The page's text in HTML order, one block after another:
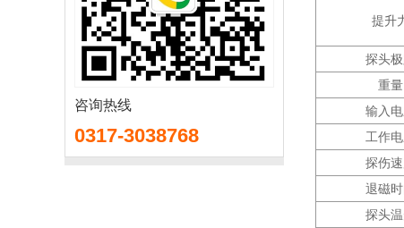
咨询热线
0317-3038768
提升
探头
重量
输入
工作
探伤
退磁
探头